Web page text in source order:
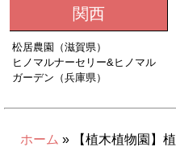
関西
松居農園（滋賀県）
ヒノマルナーセリー&ヒノマル
ガーデン（兵庫県）
ホーム » 【植木植物園】